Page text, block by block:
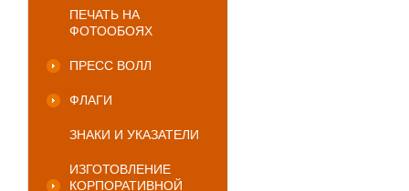
ПЕЧАТЬ НА
ФОТООБОЯХ
ПРЕСС ВОЛЛ
ФЛАГИ
ЗНАКИ И УКАЗАТЕЛИ
ИЗГОТОВЛЕНИЕ
КОРПОРАТИВНОЙ